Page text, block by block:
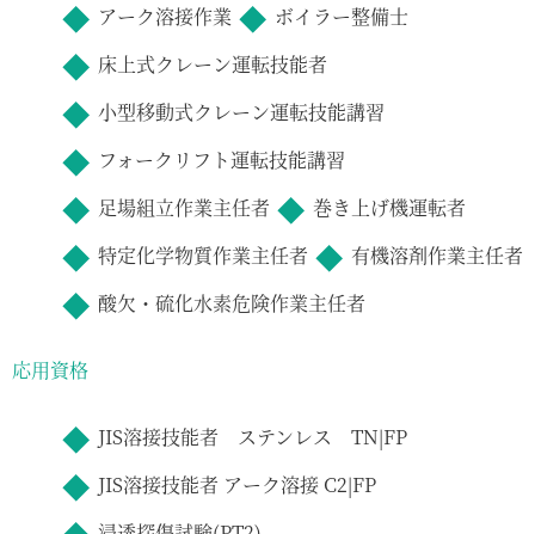
アーク溶接作業
ボイラー整備士
床上式クレーン運転技能者
小型移動式クレーン運転技能講習
フォークリフト運転技能講習
足場組立作業主任者
巻き上げ機運転者
特定化学物質作業主任者
有機溶剤作業主任者
酸欠・硫化水素危険作業主任者
応用資格
JIS溶接技能者 ステンレス TN|FP
JIS溶接技能者 アーク溶接 C2|FP